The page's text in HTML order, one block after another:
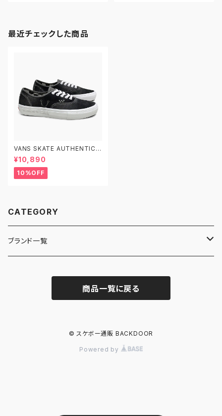
最近チェックした商品
VANS SKATE AUTHENTIC V
N0A5FC8AO7 (DANIEL JO
HNSTON)RAVEN 26.0-29.0
ヴァンズ スケート オーセンティ
ック スケートシューズ
¥10,890
10%OFF
CATEGORY
ブランド一覧
商品一覧に戻る
© スケボー通販 BACKDOOR
Powered by